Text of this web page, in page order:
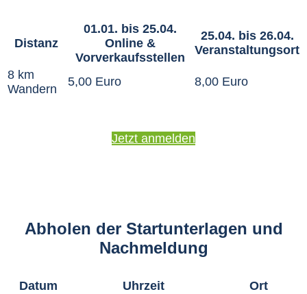
Distanz
01.01. bis 25.04.
Online &
Vorverkaufsstellen
25.04. bis 26.04.
Veranstaltungsort
8 km
Wandern
5,00 Euro 8,00 Euro
Jetzt anmelden
Abholen der Startunterlagen und
Nachmeldung
Datum Uhrzeit
Ort